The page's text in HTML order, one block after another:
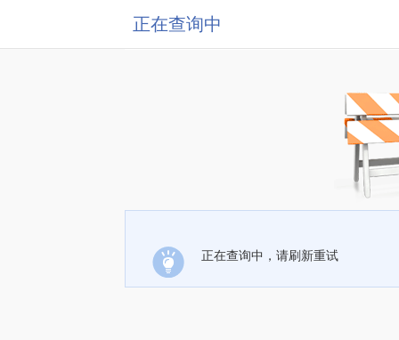
正在查询中
正在查询中，请刷新重试